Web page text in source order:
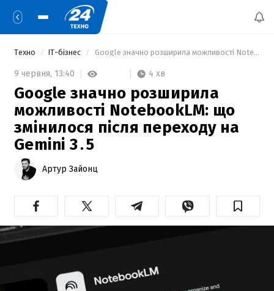
Техно IT-бізнес Google значно розширила можливості NotebookLM: що змінилося після переходу на Gemini 3․5
9 червня, 13:40 4 хв
Google значно розширила
можливості NotebookLM: що
змінилося після переходу на
Gemini 3․5
Артур Зайонц